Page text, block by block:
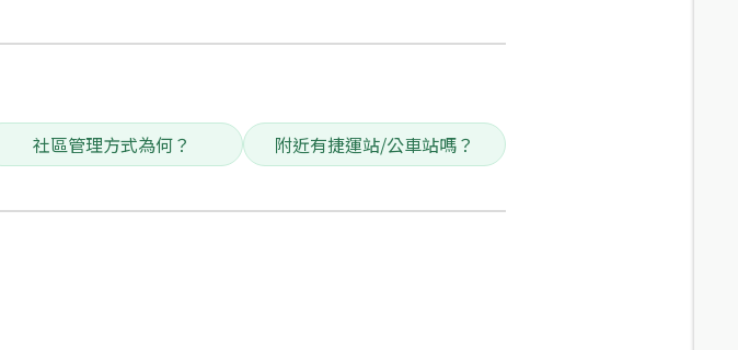
社區管理方式為何？ 附近有捷運站/公車站嗎？